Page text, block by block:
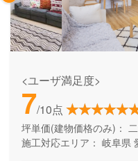
<ユーザ満足度>
7/10点
坪単価(建物価格のみ)：
施工対応エリア： 岐阜県